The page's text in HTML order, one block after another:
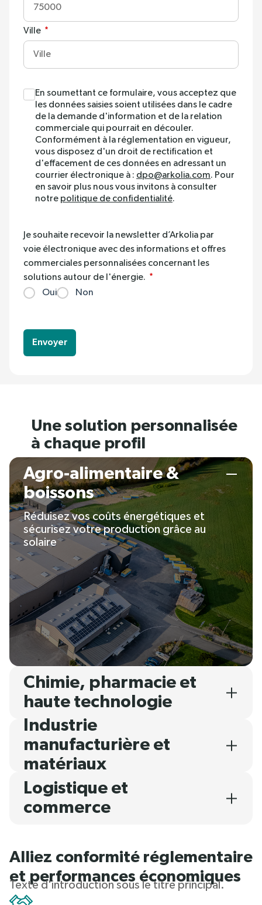
0/ 280
Ville
En soumettant ce formulaire, vous acceptez que
les données saisies soient utilisées dans le cadre
de la demande d'information et de la relation
commerciale qui pourrait en découler.
Conformément à la réglementation en vigueur,
vous disposez d'un droit de rectification et
d'effacement de ces données en adressant un
courrier électronique à : dpo@arkolia.com. Pour
en savoir plus nous vous invitons à consulter
notre politique de confidentialité.
Je souhaite recevoir la newsletter d’Arkolia par
voie électronique avec des informations et offres
commerciales personnalisées concernant les
solutions autour de l'énergie.
Oui
Non
Envoyer
Une solution personnalisée
à chaque profil
Agro-alimentaire &
boissons
Réduisez vos coûts énergétiques et
sécurisez votre production grâce au
solaire
Chimie, pharmacie et
haute technologie
Industrie
manufacturière et
matériaux
Logistique et
commerce
Alliez conformité réglementaire
et performances économiques
Texte d'introduction sous le titre principal.